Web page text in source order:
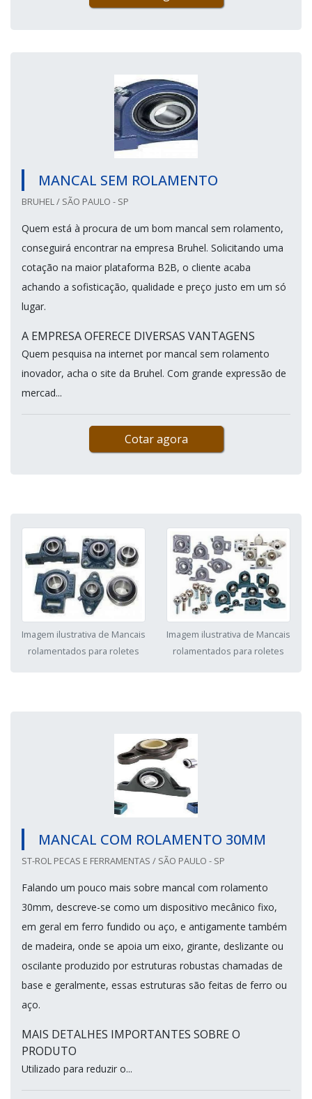
MANCAL SEM ROLAMENTO
BRUHEL / SÃO PAULO - SP
Quem está à procura de um bom mancal sem rolamento,
conseguirá encontrar na empresa Bruhel. Solicitando uma
cotação na maior plataforma B2B, o cliente acaba
achando a sofisticação, qualidade e preço justo em um só
lugar.
A EMPRESA OFERECE DIVERSAS VANTAGENS
Quem pesquisa na internet por mancal sem rolamento
inovador, acha o site da Bruhel. Com grande expressão de
mercad...
Cotar agora
Imagem ilustrativa de Mancais
rolamentados para roletes
Imagem ilustrativa de Mancais
rolamentados para roletes
MANCAL COM ROLAMENTO 30MM
ST-ROL PECAS E FERRAMENTAS / SÃO PAULO - SP
Falando um pouco mais sobre mancal com rolamento
30mm, descreve-se como um dispositivo mecânico fixo,
em geral em ferro fundido ou aço, e antigamente também
de madeira, onde se apoia um eixo, girante, deslizante ou
oscilante produzido por estruturas robustas chamadas de
base e geralmente, essas estruturas são feitas de ferro ou
aço.
MAIS DETALHES IMPORTANTES SOBRE O
PRODUTO
Utilizado para reduzir o...